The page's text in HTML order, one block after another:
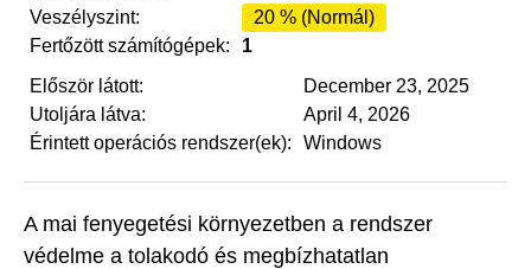
Veszélyszint:
20 % (Normál)
Fertőzött számítógépek:
1
Először látott:
December 23, 2025
Utoljára látva:
April 4, 2026
Érintett operációs rendszer(ek):
Windows
A mai fenyegetési környezetben a rendszer
védelme a tolakodó és megbízhatatlan